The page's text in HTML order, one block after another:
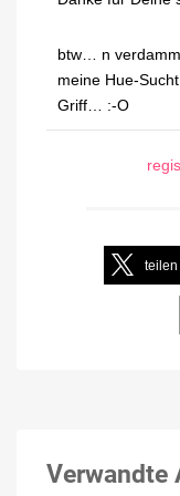
btw… n
meine Hue-
Griff… :-O
teilen
Verwandte